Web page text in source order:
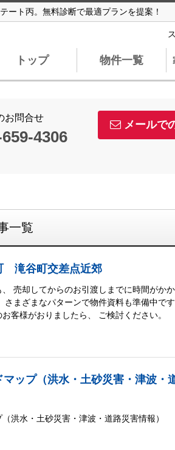
ート丙。無料診断で最適プランを提案！
トップ 物件一覧
お問合せ
4306
メールで
一覧
滝谷町交差点近郊
売却してからのお引渡しまでに時間がかか
さまざまなパターンで物件資料も準備中で
客様がおりましたら、 ご検討ください。
ップ（洪水・土砂災害・津波・
洪水・土砂災害・津波・道路災害情報）